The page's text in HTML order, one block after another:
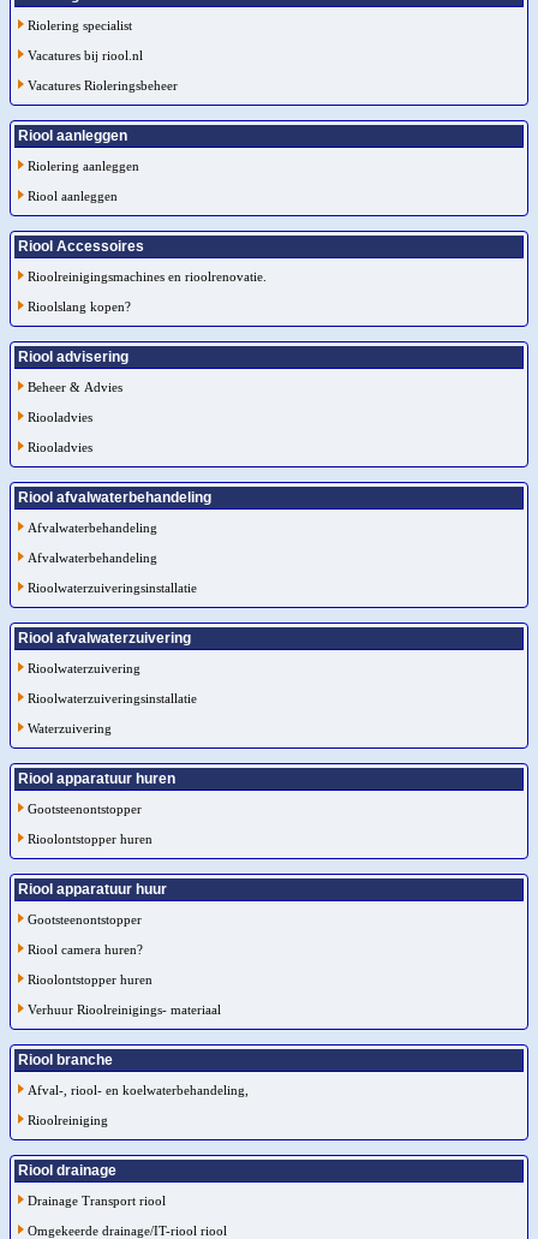
Riolering specialist
Vacatures bij riool.nl
Vacatures Rioleringsbeheer
Riool aanleggen
Riolering aanleggen
Riool aanleggen
Riool Accessoires
Rioolreinigingsmachines en rioolrenovatie.
Rioolslang kopen?
Riool advisering
Beheer & Advies
Riooladvies
Riooladvies
Riool afvalwaterbehandeling
Afvalwaterbehandeling
Afvalwaterbehandeling
Rioolwaterzuiveringsinstallatie
Riool afvalwaterzuivering
Rioolwaterzuivering
Rioolwaterzuiveringsinstallatie
Waterzuivering
Riool apparatuur huren
Gootsteenontstopper
Rioolontstopper huren
Riool apparatuur huur
Gootsteenontstopper
Riool camera huren?
Rioolontstopper huren
Verhuur Rioolreinigings- materiaal
Riool branche
Afval-, riool- en koelwaterbehandeling,
Rioolreiniging
Riool drainage
Drainage Transport riool
Omgekeerde drainage/IT-riool riool